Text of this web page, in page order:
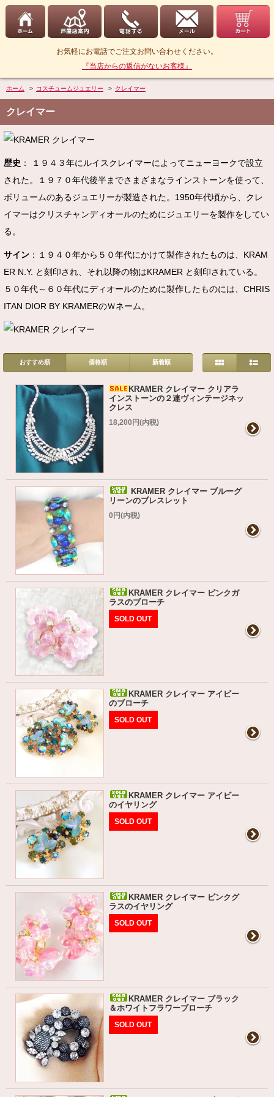
お気軽にお電話でご注文お問い合わせください。
『当店からの返信がないお客様』
ホーム > コスチュームジュエリー > クレイマー
クレイマー
歴史 ： １９４３年にルイスクレイマーによってニューヨークで設立
された。１９７０年代後半までさまざまなラインストーンを使って、
ボリュームのあるジュエリーが製造された。1950年代頃から、クレ
イマーはクリスチャンディオールのためにジュエリーを製作をしてい
る。
サイン ：１９４０年から５０年代にかけて製作されたものは、KRAM
ER N.Y. と刻印され、それ以降の物はKRAMER と刻印されている。
５０年代～６０年代にディオールのために製作したものには、CHRIS
ITAN DIOR BY KRAMERのＷネーム。
おすすめ順 価格順 新着順
KRAMER クレイマー クリアラ
インストーンの２連ヴィンテージネッ
クレス
18,200円(内税)
KRAMER クレイマー ブルーグ
リーンのブレスレット
0円(内税)
KRAMER クレイマー ピンクガ
ラスのブローチ
SOLD OUT
KRAMER クレイマー アイビー
のブローチ
SOLD OUT
KRAMER クレイマー アイビー
のイヤリング
SOLD OUT
KRAMER クレイマー ピンクグ
ラスのイヤリング
SOLD OUT
KRAMER クレイマー ブラック
＆ホワイトフラワーブローチ
SOLD OUT